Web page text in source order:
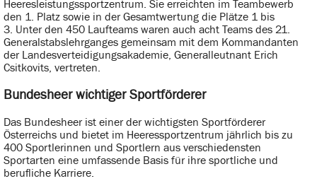
Heeresleistungssportzentrum. Sie erreichten im Teambewerb
den 1. Platz sowie in der Gesamtwertung die Plätze 1 bis
3. Unter den 450 Laufteams waren auch acht Teams des 21.
Generalstabslehrganges gemeinsam mit dem Kommandanten
der Landesverteidigungsakademie, Generalleutnant Erich
Csitkovits, vertreten.
Bundesheer wichtiger Sportförderer
Das Bundesheer ist einer der wichtigsten Sportförderer
Österreichs und bietet im Heeressportzentrum jährlich bis zu
400 Sportlerinnen und Sportlern aus verschiedensten
Sportarten eine umfassende Basis für ihre sportliche und
berufliche Karriere.